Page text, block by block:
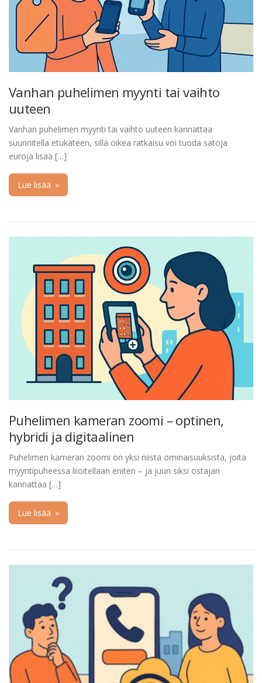
Vanhan puhelimen myynti tai vaihto
uuteen
Vanhan puhelimen myynti tai vaihto uuteen kannattaa
suunnitella etukäteen, sillä oikea ratkaisu voi tuoda satoja
euroja lisää […]
Lue lisää »
Puhelimen kameran zoomi – optinen,
hybridi ja digitaalinen
Puhelimen kameran zoomi on yksi niistä ominaisuuksista, joita
myyntipuheessa liioitellaan eniten – ja juuri siksi ostajan
kannattaa […]
Lue lisää »